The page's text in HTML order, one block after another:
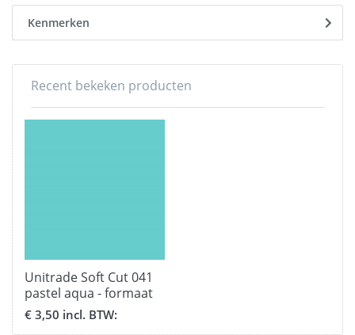
Kenmerken
Recent bekeken producten
Unitrade Soft Cut 041
pastel aqua - formaat
30,5 x 51 cm.
€ 3,50 incl. BTW: